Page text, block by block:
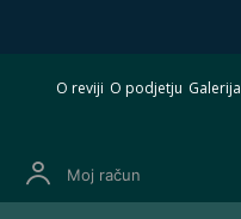
O reviji O podjetju Galerija
Moj račun